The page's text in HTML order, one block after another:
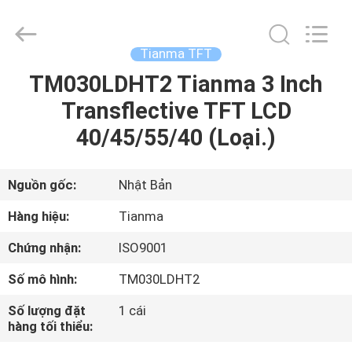
TRANG
SẢN
PHẨM
CHÚNG
TÔI
Sapientia
Display
Tianma TFT
TM030LDHT2 Tianma 3 Inch
Transflective TFT LCD
40/45/55/40 (Loại.)
Nguồn gốc:
Nhật Bản
Hàng hiệu:
Tianma
Chứng nhận:
ISO9001
Số mô hình:
TM030LDHT2
Số lượng đặt
hàng tối thiểu:
1 cái